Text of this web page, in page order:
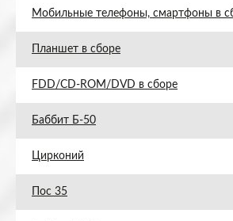
Мобильные телефоны, смартфоны в
Планшет в сборе
FDD/CD-ROM/DVD в сборе
Баббит Б-50
Цирконий
Пос 35